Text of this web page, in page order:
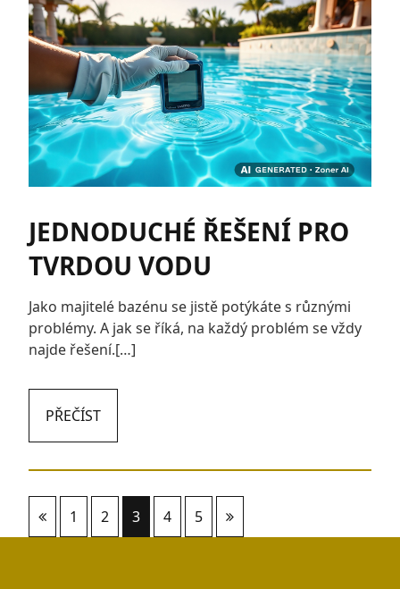
JEDNODUCHÉ ŘEŠENÍ PRO
TVRDOU VODU
Jako majitelé bazénu se jistě potýkáte s různými
problémy. A jak se říká, na každý problém se vždy
najde řešení.[…]
PŘEČÍST
Stránkování
příspěvků
1 2 3 4 5